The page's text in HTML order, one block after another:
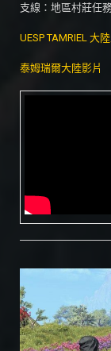
支線：地區村莊任
UESP TAMRIEL 大
泰姆瑞爾大陸影片